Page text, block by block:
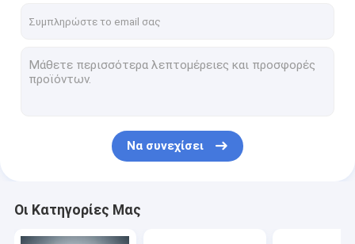
Να συνεχίσει
Οι Κατηγορίες Μας